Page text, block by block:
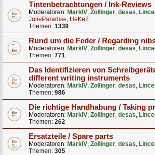
Tintenbetrachtungen / Ink-Reviews
Moderatoren: MarkIV, Zollinger, desas,
JulieParadise, HeKe2
Themen: 1339
Rund um die Feder / Regarding
Moderatoren: MarkIV, Zollinger, desas,
Themen: 771
Das Identifizieren von
different writing instruments
Moderatoren: MarkIV, Zollinger, desas,
Themen: 986
Die richtige Handhabung / Taking
Moderatoren: MarkIV, Zollinger, desas,
Themen: 262
Ersatzteile / Spare parts
Moderatoren: MarkIV, Zollinger, desas,
Themen: 305